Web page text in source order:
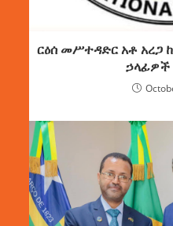
ርዕሰ መሥተዳድር አቶ አረጋ